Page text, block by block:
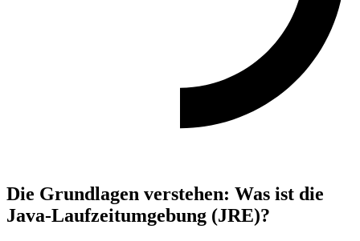
Die Grundlagen verstehen: Was ist die
Java-Laufzeitumgebung (JRE)?